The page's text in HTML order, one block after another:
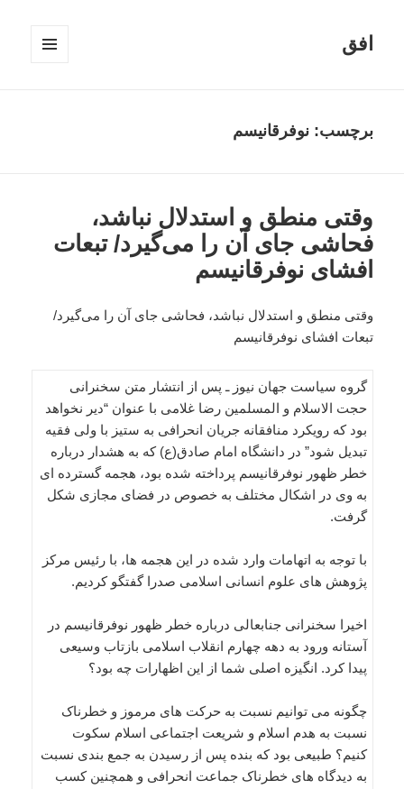
افق
برچسب:نوفرقانیسم
وقتی منطق و استدلال نباشد،
فحاشی جای آن را می‌گیرد/ تبعات
افشای نوفرقانیسم
وقتی منطق و استدلال نباشد، فحاشی جای آن را می‌گیرد/
تبعات افشای نوفرقانیسم
گروه سیاست جهان نیوز ـ پس از انتشار متن سخنرانی
حجت الاسلام و المسلمین رضا غلامی با عنوان “دیر نخواهد
بود که رویکرد منافقانه جریان انحرافی به ستیز با ولی فقیه
تبدیل شود” در دانشگاه امام صادق(ع) که به هشدار درباره
خطر ظهور نوفرقانیسم پرداخته شده بود، هجمه گسترده ای
به وی در اشکال مختلف به خصوص در فضای مجازی شکل
گرفت.
با توجه به اتهامات وارد شده در این هجمه ها، با رئیس مرکز
پژوهش های علوم انسانی اسلامی صدرا گفتگو کردیم.
اخیرا سخنرانی جنابعالی درباره خطر ظهور نوفرقانیسم در
آستانه ورود به دهه چهارم انقلاب اسلامی بازتاب وسیعی
پیدا کرد. انگیزه اصلی شما از این اظهارات چه بود؟
چگونه می توانیم نسبت به حرکت های مرموز و خطرناک
نسبت به هدم اسلام و شریعت اجتماعی اسلام سکوت
کنیم؟ طبیعی بود که بنده پس از رسیدن به جمع بندی نسبت
به دیدگاه های خطرناک جماعت انحرافی و همچنین کسب